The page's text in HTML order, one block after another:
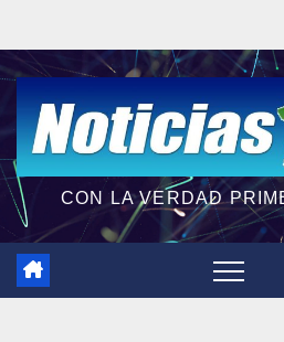
CON LA VERDAD